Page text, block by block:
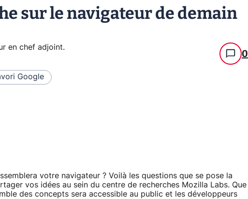
sur le navigateur de demain
en chef adjoint.
0
Google
votre navigateur ? Voilà les questions que se pose la
vos idées au sein du centre de recherches Mozilla Labs. Que
des concepts sera accessible au public et les développeurs